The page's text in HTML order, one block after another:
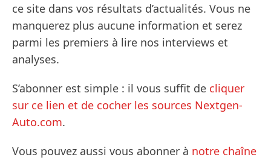
ce site dans vos résultats d’actualités. Vous ne
manquerez plus aucune information et serez
parmi les premiers à lire nos interviews et
analyses.
S’abonner est simple : il vous suffit de cliquer
sur ce lien et de cocher les sources Nextgen-
Auto.com.
Vous pouvez aussi vous abonner à notre chaîne